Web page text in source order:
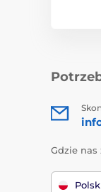
Gdzie nas